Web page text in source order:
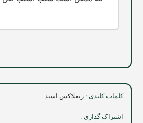
کلمات کلیدی :ریفلاکس اسید
اشتراک گذاری :